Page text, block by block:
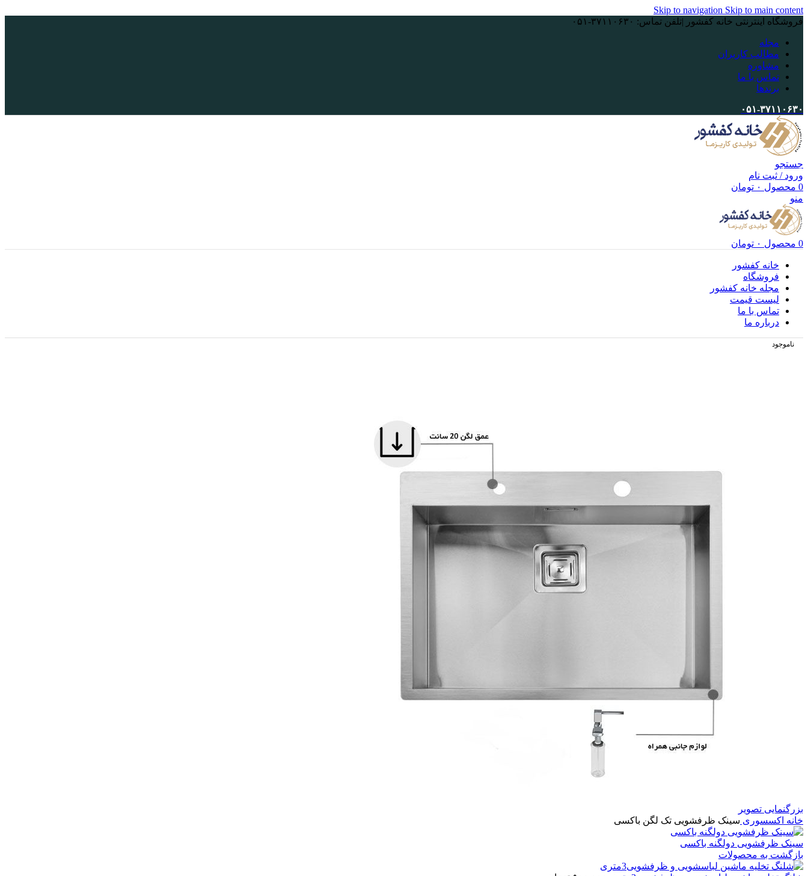
Skip to navigation Skip to main content
فروشگاه اینترنتی خانه کفشور |تلفن تماس: ۳۷۱۱۰۶۳۰-۰۵۱
مجله
مطالب کاربران
مشاوره
تماس با ما
برندها
۰۵۱-۳۷۱۱۰۶۳۰
جستجو
ورود / ثبت نام
0 محصول ۰ تومان
منو
0 محصول ۰ تومان
خانه کفشور
فروشگاه
مجله خانه کفشور
لیست قیمت
تماس با ما
درباره ما
ناموجود
بزرگنمایی تصویر
خانه اکسسوری سینک ظرفشویی تک لگن باکسی
سینک ظرفشویی دولگنه باکسی
بازگشت به محصولات